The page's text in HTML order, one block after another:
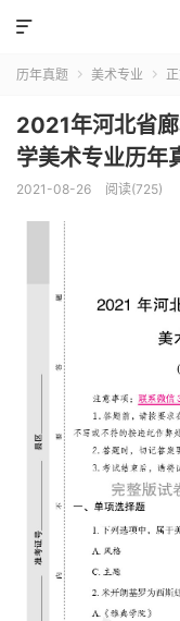

历年真题  美术专业 
2021年河北省
学美术专业历年
2021-08-26 阅读(725)